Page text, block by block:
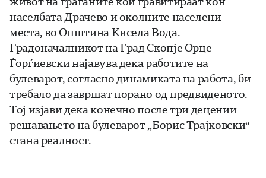
населбата Драчево и околните населени
места, во Општина Кисела Вода.
Градоначалникот на Град Скопје Орце
Ѓорѓиевски најавува дека работите на
булеварот, согласно динамиката на работа, би
требало да завршат порано од предвиденото.
Тој изјави дека конечно после три децении
решавањето на булеварот „Борис Трајковски“
стана реалност.